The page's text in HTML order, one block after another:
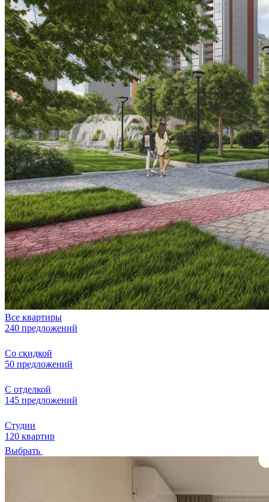
Все квартиры
240 предложений
Со скидкой
50 предложений
С отделкой
145 предложений
Студии
120 квартир
Выбрать